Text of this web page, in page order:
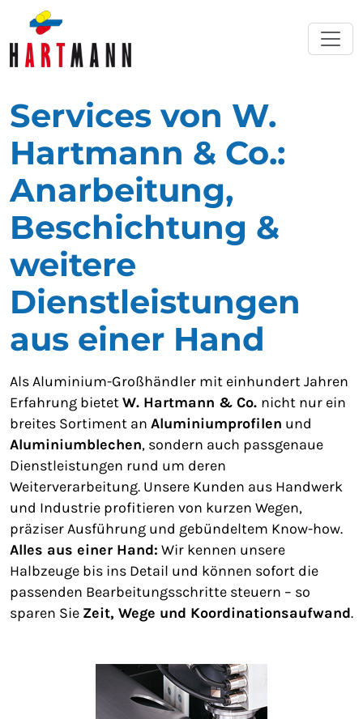
Services von W.
Hartmann & Co.:
Anarbeitung,
Beschichtung &
weitere
Dienstleistungen
aus einer Hand
Als Aluminium-Großhändler mit einhundert Jahren
Erfahrung bietet W. Hartmann & Co. nicht nur ein
breites Sortiment an Aluminiumprofilen und
Aluminiumblechen, sondern auch passgenaue
Dienstleistungen rund um deren
Weiterverarbeitung. Unsere Kunden aus Handwerk
und Industrie profitieren von kurzen Wegen,
präziser Ausführung und gebündeltem Know-how.
Alles aus einer Hand: Wir kennen unsere
Halbzeuge bis ins Detail und können sofort die
passenden Bearbeitungsschritte steuern – so
sparen Sie Zeit, Wege und Koordinationsaufwand.